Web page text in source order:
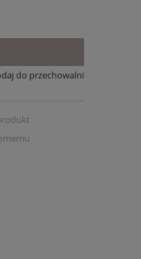
do przechowalni